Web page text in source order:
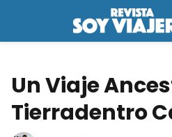
Un Viaje
Tierradentro